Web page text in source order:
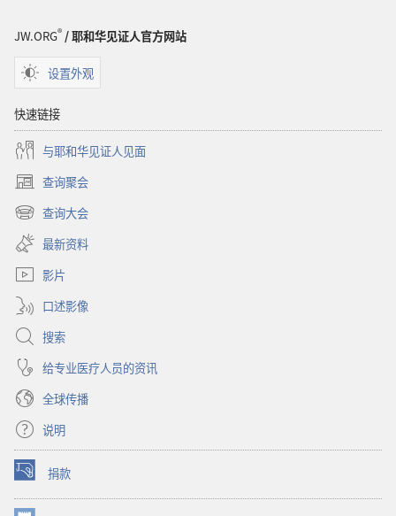
JW.ORG®/ 耶和华见证人官方网站
设置外观
快速链接
与耶和华见证人见面
查询聚会
（打
开
新
窗
口）
查询大会
（打
开
新
窗
最新资料
影片
口述影像
搜索
给专业医疗人员的资讯
全球传播
说明
捐款
（打
开